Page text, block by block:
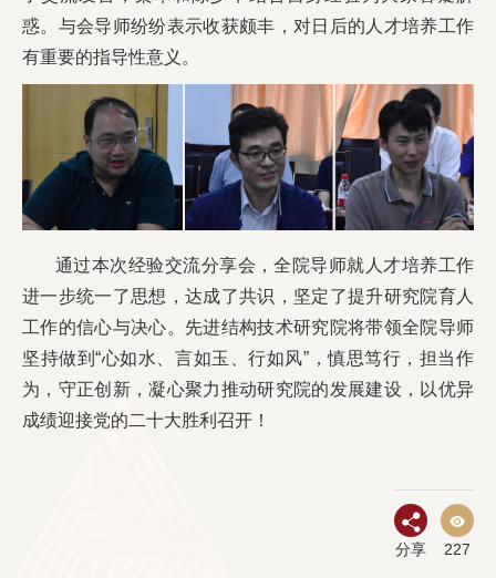
惑。与会导师纷纷表示收获颇丰，对日后的人才培养工作
有重要的指导性意义。
通过本次经验交流分享会，全院导师就人才培养工作
进一步统一了思想，达成了共识，坚定了提升研究院育人
工作的信心与决心。先进结构技术研究院将带领全院导师
坚持做到“心如水、言如玉、行如风”，慎思笃行，担当作
为，守正创新，凝心聚力推动研究院的发展建设，以优异
成绩迎接党的二十大胜利召开！
分享 227